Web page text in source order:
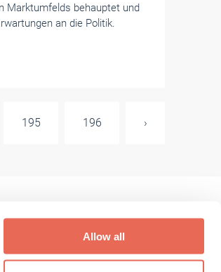
Allow all
Marktumfelds behauptet und
an die Politik.
195 196 ›